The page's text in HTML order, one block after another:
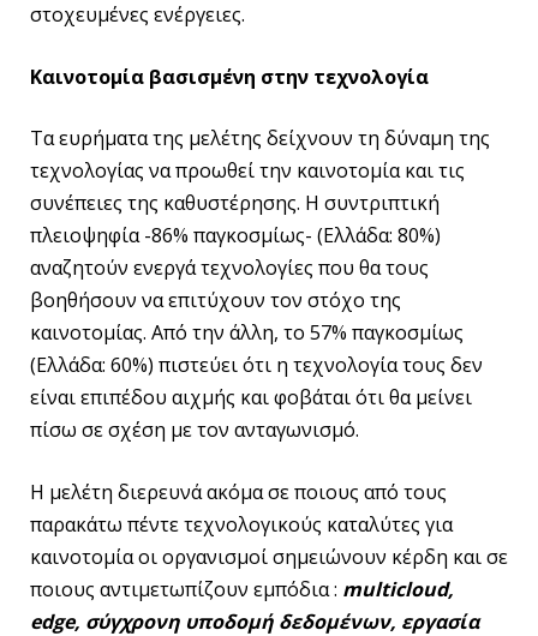
στοχευμένες ενέργειες.
Καινοτομία βασισμένη στην τεχνολογία
Τα ευρήματα της μελέτης δείχνουν τη δύναμη της
τεχνολογίας να προωθεί την καινοτομία και τις
συνέπειες της καθυστέρησης. Η συντριπτική
πλειοψηφία -86% παγκοσμίως- (Ελλάδα: 80%)
αναζητούν ενεργά τεχνολογίες που θα τους
βοηθήσουν να επιτύχουν τον στόχο της
καινοτομίας. Από την άλλη, το 57% παγκοσμίως
(Ελλάδα: 60%) πιστεύει ότι η τεχνολογία τους δεν
είναι επιπέδου αιχμής και φοβάται ότι θα μείνει
πίσω σε σχέση με τον ανταγωνισμό.
Η μελέτη διερευνά ακόμα σε ποιους από τους
παρακάτω πέντε τεχνολογικούς καταλύτες για
καινοτομία οι οργανισμοί σημειώνουν κέρδη και σε
ποιους αντιμετωπίζουν εμπόδια : multicloud,
edge, σύγχρονη υποδομή δεδομένων, εργασία